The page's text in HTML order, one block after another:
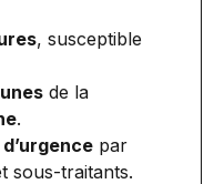
, susceptible
de la
.
par
sous-traitants.